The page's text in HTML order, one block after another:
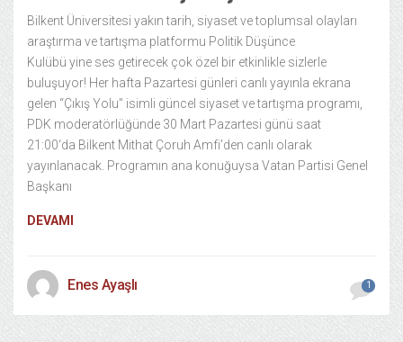
Bilkent Üniversitesi yakın tarih, siyaset ve toplumsal olayları
araştırma ve tartışma platformu Politik Düşünce
Kulübü yine ses getirecek çok özel bir etkinlikle sizlerle
buluşuyor! Her hafta Pazartesi günleri canlı yayınla ekrana
gelen “Çıkış Yolu” isimli güncel siyaset ve tartışma programı,
PDK moderatörlüğünde 30 Mart Pazartesi günü saat
21:00‘da Bilkent Mithat Çoruh Amfi’den canlı olarak
yayınlanacak. Programın ana konuğuysa Vatan Partisi Genel
Başkanı
DEVAMI
Enes Ayaşlı 1